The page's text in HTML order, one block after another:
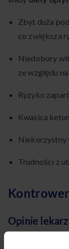
Zbyt duża
co zwiększa
Niedobory
ze względu
Ryzyko
Kwasica
Niekorzystny
Trudności z
Opinie